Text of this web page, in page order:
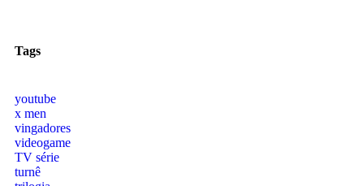
Tags
youtube
x men
vingadores
videogame
TV série
turnê